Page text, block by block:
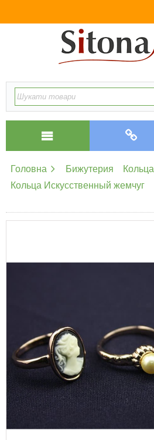
Головна Бижутерия
Кольца
Кольца Искусственный жемчуг